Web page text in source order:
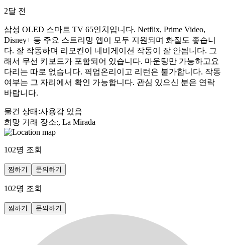
2달 전
삼성 OLED 스마트 TV 65인치입니다. Netflix, Prime Video,
Disney+ 등 주요 스트리밍 앱이 모두 지원되며 화질도 좋습니
다. 잘 작동하며 리모컨이 네비게이션 작동이 잘 안됩니다. 그
래서 무선 키보드가 포함되어 있습니다. 마운팅만 가능하고요
다리는 따로 없습니다. 픽업온리이고 리턴은 불가합니다. 작동
여부는 그 자리에서 확인 가능합니다. 관심 있으신 분은 연락
바랍니다.
물건 상태 :사용감 있음
희망 거래 장소:, La Mirada
102명 조회
찜하기 문의하기
102명 조회
찜하기 문의하기